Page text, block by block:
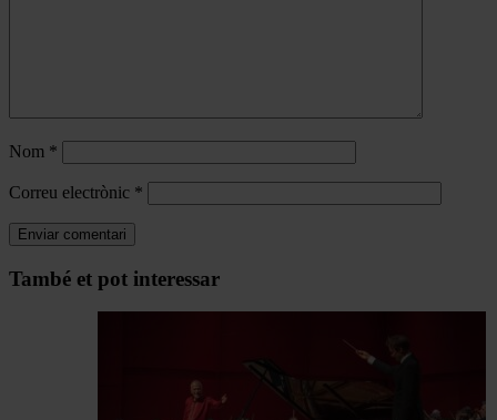
Nom *
Correu electrònic *
Navegar
També et pot interessar